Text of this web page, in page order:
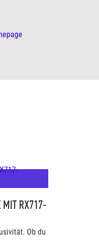
MIT RX717-
Ob du